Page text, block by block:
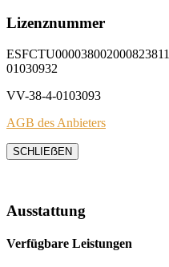
Lizenznummer
01030932
VV-38-4-0103093
AGB des Anbieters
SCHLIEẞEN
Ausstattung
Verfügbare Leistungen